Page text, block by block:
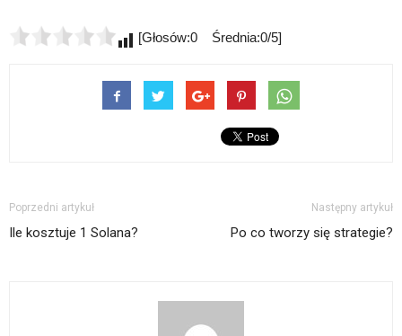
[Głosów:0 Średnia:0/5]
Poprzedni artykuł
Ile kosztuje 1 Solana?
Następny artykuł
Po co tworzy się strategie?